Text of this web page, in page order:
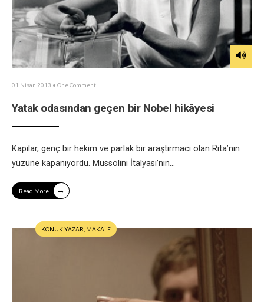
01 Nisan 2013 • One Comment
Yatak odasından geçen bir Nobel hikâyesi
Kapılar, genç bir hekim ve parlak bir araştırmacı olan Rita’nın
yüzüne kapanıyordu. Mussolini İtalyası’nın...
Read More →
KONUK YAZAR MAKALE